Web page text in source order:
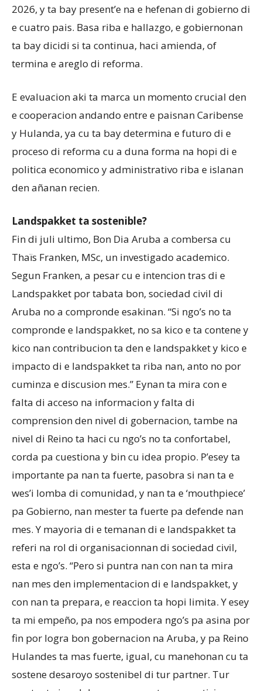
2026, y ta bay present’e na e hefenan di gobierno di
e cuatro pais. Basa riba e hallazgo, e gobiernonan
ta bay dicidi si ta continua, haci amienda, of
termina e areglo di reforma.
E evaluacion aki ta marca un momento crucial den
e cooperacion andando entre e paisnan Caribense
y Hulanda, ya cu ta bay determina e futuro di e
proceso di reforma cu a duna forma na hopi di e
politica economico y administrativo riba e islanan
den añanan recien.
Landspakket ta sostenible?
Fin di juli ultimo, Bon Dia Aruba a combersa cu
Thaïs Franken, MSc, un investigado academico.
Segun Franken, a pesar cu e intencion tras di e
Landspakket por tabata bon, sociedad civil di
Aruba no a compronde esakinan. “Si ngo’s no ta
compronde e landspakket, no sa kico e ta contene y
kico nan contribucion ta den e landspakket y kico e
impacto di e landspakket ta riba nan, anto no por
cuminza e discusion mes.” Eynan ta mira con e
falta di acceso na informacion y falta di
comprension den nivel di gobernacion, tambe na
nivel di Reino ta haci cu ngo’s no ta confortabel,
corda pa cuestiona y bin cu idea propio. P’esey ta
importante pa nan ta fuerte, pasobra si nan ta e
wes’i lomba di comunidad, y nan ta e ‘mouthpiece’
pa Gobierno, nan mester ta fuerte pa defende nan
mes. Y mayoria di e temanan di e landspakket ta
referi na rol di organisacionnan di sociedad civil,
esta e ngo’s. “Pero si puntra nan con nan ta mira
nan mes den implementacion di e landspakket, y
con nan ta prepara, e reaccion ta hopi limita. Y esey
ta mi empeño, pa nos empodera ngo’s pa asina por
fin por logra bon gobernacion na Aruba, y pa Reino
Hulandes ta mas fuerte, igual, cu manehonan cu ta
sostene desaroyo sostenibel di tur partner. Tur